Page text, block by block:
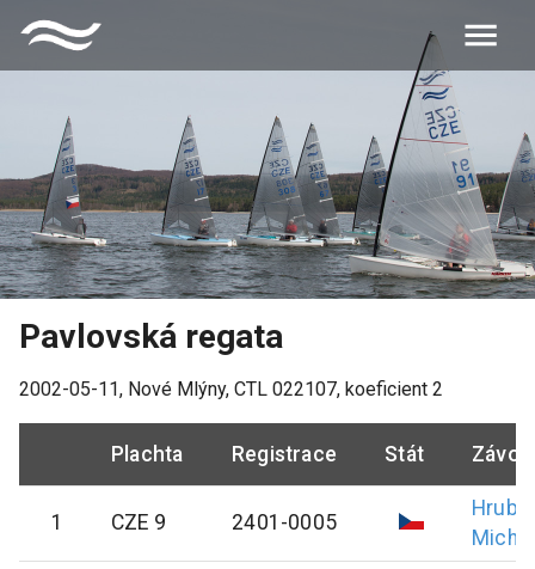
Pavlovská regata
2002-05-11, Nové Mlýny, CTL 022107, koeficient 2
Plachta Registrace Stát
1 CZE 9 2401-0005
Hrubý
Michal